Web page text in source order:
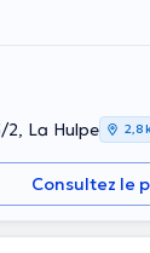
2, La Hulpe 2,8
Consultez le